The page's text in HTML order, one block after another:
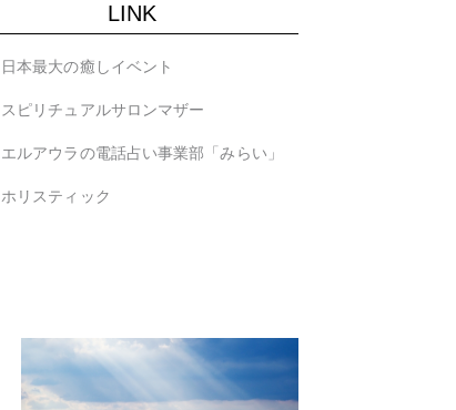
LINK
日本最大の癒しイベント
スピリチュアルサロンマザー
エルアウラの電話占い事業部「みらい」
ホリスティック